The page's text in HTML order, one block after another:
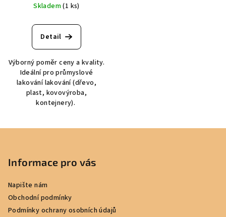
Skladem(1 ks)
Detail
Výborný poměr ceny a kvality.
Ideální pro průmyslové
lakování lakování (dřevo,
plast, kovovýroba,
kontejnery).
Informace pro vás
Napište nám
Obchodní podmínky
Podmínky ochrany osobních údajů